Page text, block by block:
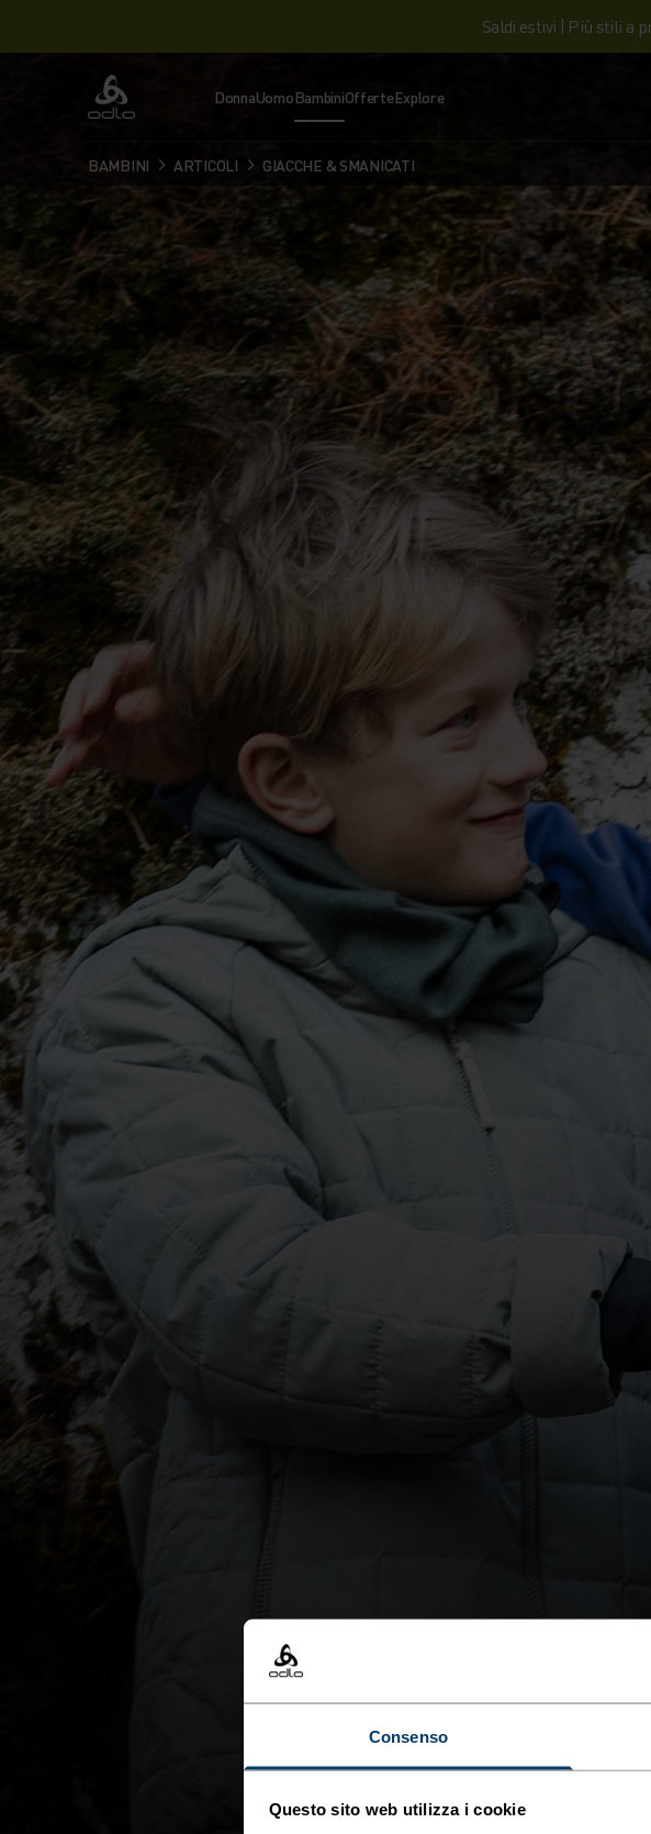
Consenso
Questo sito web utilizza i cookie
Saldi estivi | Più stili a
Odlo DonnaUomoBambiniOfferteExplore
BAMBINI ARTICOLI GIACCHE & SMANICATI